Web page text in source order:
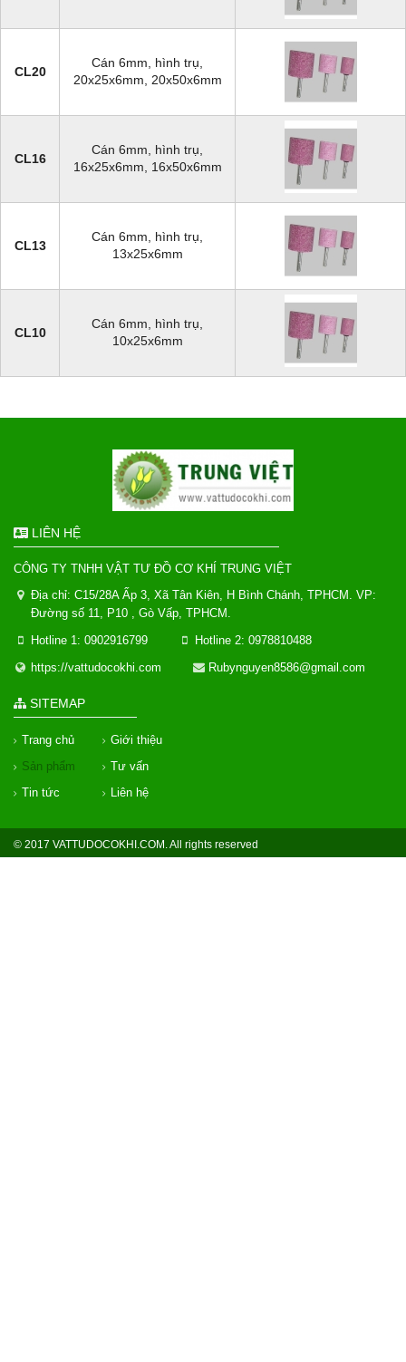
CL20
Cán 6mm, hình trụ,
20x25x6mm, 20x50x6mm
CL16
Cán 6mm, hình trụ,
16x25x6mm, 16x50x6mm
CL13
Cán 6mm, hình trụ,
13x25x6mm
CL10
Cán 6mm, hình trụ,
10x25x6mm
LIÊN HỆ
CÔNG TY TNHH VẬT TƯ ĐỒ CƠ KHÍ TRUNG VIỆT
Địa chỉ: C15/28A Ấp 3, Xã Tân Kiên, H Bình Chánh, TPHCM. VP:
Đường số 11, P10 , Gò Vấp, TPHCM.
Hotline 1: 0902916799
Hotline 2: 0978810488
https://vattudocokhi.com
Rubynguyen8586@gmail.com
SITEMAP
Trang chủ
Giới thiệu
Sản phẩm
Tư vấn
Tin tức
Liên hệ
© 2017 VATTUDOCOKHI.COM. All rights reserved